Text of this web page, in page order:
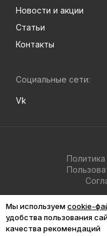
Новости и акции
Статьи
Контакты
Социальные сети:
Vk
©
Мы используемcookie-
удобства пользования
качества рекомендаций